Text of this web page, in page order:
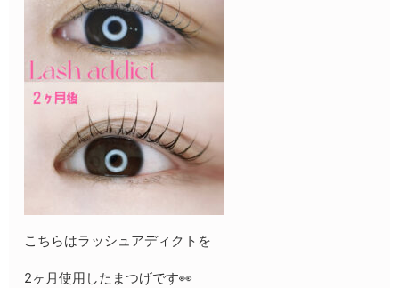
こちらはラッシュアディクトを
2ヶ月使用したまつげです👀